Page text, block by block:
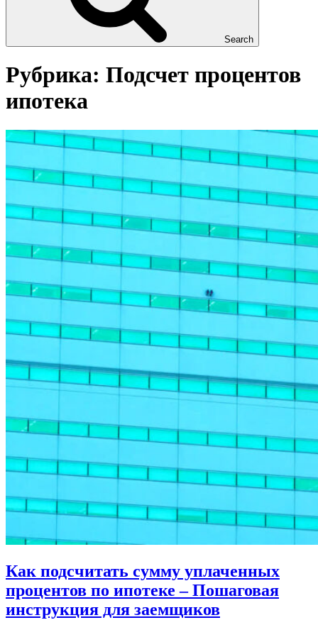
Search
Рубрика: Подсчет процентов
ипотека
Как подсчитать сумму уплаченных
процентов по ипотеке – Пошаговая
инструкция для заемщиков